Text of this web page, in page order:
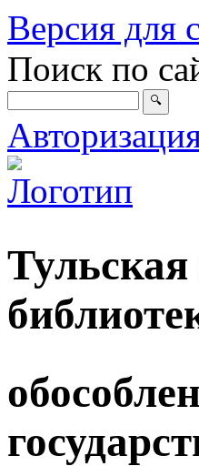
Версия для
Поиск по